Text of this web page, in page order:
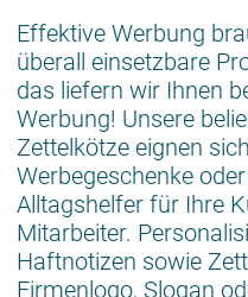
Effektive Werbung
überall einsetzbare
das liefern wir Ihnen
Werbung! Unsere
Zettelkötze eignen
Werbegeschenke
Alltagshelfer für Ihre
Mitarbeiter.
Haftnotizen sowie
Firmenlogo, Slogan